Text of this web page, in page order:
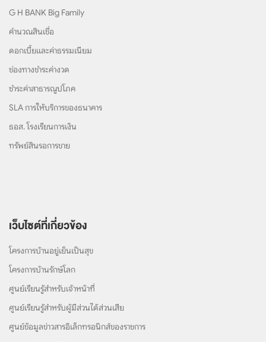
G H BANK Big Family
คำนวณสินเชื่อ
ดอกเบี้ยและค่าธรรมเนียม
ช่องทางชำระค่างวด
ชำระค่าสาธารณูปโภค
SLA การให้บริการของธนาคาร
ธอส. โรงเรียนการเงิน
ทรัพย์สินรอการขาย
เว็บไซต์ที่เกี่ยวข้อง
โครงการบ้านอยู่เย็นเป็นสุข
โครงการบ้านรักษ์โลก
ศูนย์เรียนรู้สำหรับเจ้าหน้าที่
ศูนย์เรียนรู้สำหรับผู้มีส่วนได้ส่วนเสีย
ศูนย์ข้อมูลข่าวสารอิเล็กทรอนิกส์ของราชการ